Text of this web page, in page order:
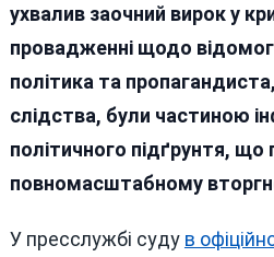
ухвалив заочний вирок у
провадженні щодо
політика та
слідства, були частиною
політичного підґрунтя, що
повномасштабному
У пресслужбі суду в